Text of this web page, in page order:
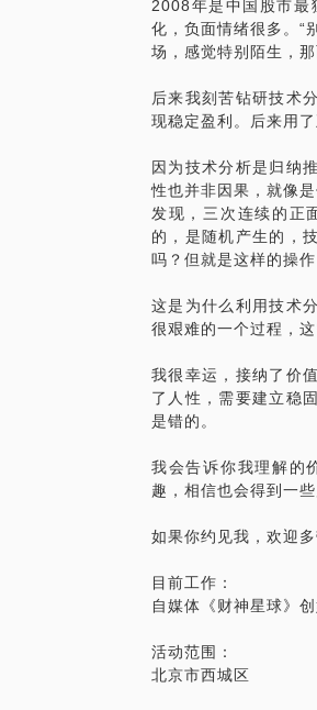
市的三轮牛熊，
本来应该是很纯
现在我浓缩成2个
你指一条大路。
如果你是个小白，
路。你不用担心听
何投资，但投资执
解惑。
正的稳定盈利更进
【在行郑重提示】
点不代表平台观点
2008年是中国股市最
化，负面情绪很多。“
场，感觉特别陌生，
后来我刻苦钻研技术
现稳定盈利。后来用
因为技术分析是归纳
性也并非因果，就像
发现，三次连续的正
的，是随机产生的，
吗？但就是这样的操
这是为什么利用技术
很艰难的一个过程，
我很幸运，接纳了价
了人性，需要建立稳
是错的。
我会告诉你我理解的
趣，相信也会得到一些
如果你约见我，欢迎
目前工作：
自媒体《财神星球》
活动范围：
北京市西城区